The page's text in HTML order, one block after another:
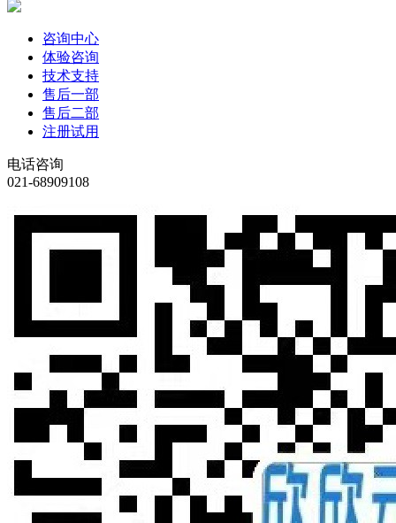
咨询中心
体验咨询
技术支持
售后一部
售后二部
注册试用
电话咨询
021-68909108